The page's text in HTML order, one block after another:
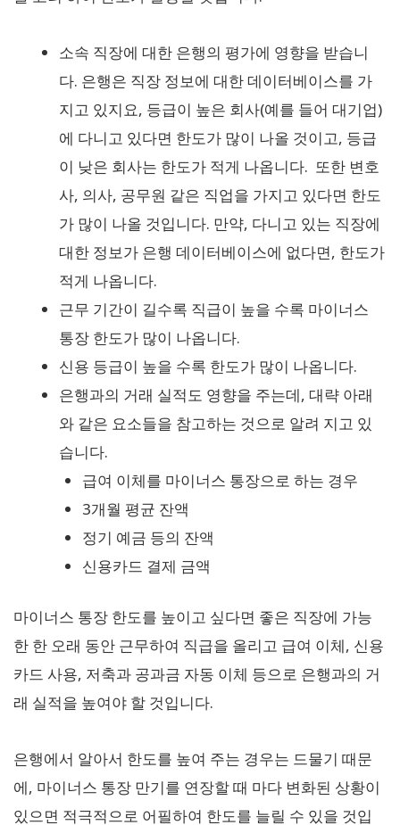
소속 직장에 대한 은행의 평가에 영향을 받습니
다. 은행은 직장 정보에 대한 데이터베이스를 가
지고 있지요, 등급이 높은 회사(예를 들어 대기업)
에 다니고 있다면 한도가 많이 나올 것이고, 등급
이 낮은 회사는 한도가 적게 나옵니다. 또한 변호
사, 의사, 공무원 같은 직업을 가지고 있다면 한도
가 많이 나올 것입니다. 만약, 다니고 있는 직장에
대한 정보가 은행 데이터베이스에 없다면, 한도가
적게 나옵니다.
근무 기간이 길수록 직급이 높을 수록 마이너스
통장 한도가 많이 나옵니다.
신용 등급이 높을 수록 한도가 많이 나옵니다.
은행과의 거래 실적도 영향을 주는데, 대략 아래
와 같은 요소들을 참고하는 것으로 알려 지고 있
습니다.
급여 이체를 마이너스 통장으로 하는 경우
3개월 평균 잔액
정기 예금 등의 잔액
신용카드 결제 금액
마이너스 통장 한도를 높이고 싶다면 좋은 직장에 가능
한 한 오래 동안 근무하여 직급을 올리고 급여 이체, 신용
카드 사용, 저축과 공과금 자동 이체 등으로 은행과의 거
래 실적을 높여야 할 것입니다.
은행에서 알아서 한도를 높여 주는 경우는 드물기 때문
에, 마이너스 통장 만기를 연장할 때 마다 변화된 상황이
있으면 적극적으로 어필하여 한도를 늘릴 수 있을 것입